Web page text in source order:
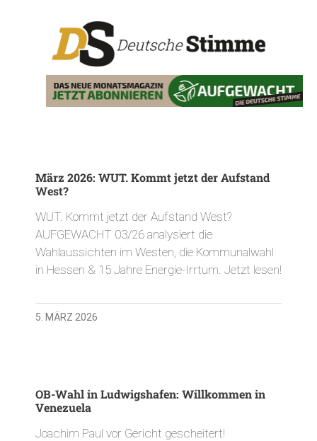
März 2026: WUT. Kommt jetzt der Aufstand
West?
WUT. Kommt jetzt der Aufstand West?
AUFGEWACHT 03/26 analysiert die
Wahlaussichten im Westen, die Kommunalwahl
in Hessen & 15 Jahre Energie-Irrtum. Jetzt lesen!
5. MÄRZ 2026
OB-Wahl in Ludwigshafen: Willkommen in
Venezuela
Joachim Paul vor Gericht gescheitert!